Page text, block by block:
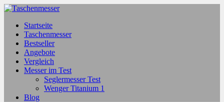
Startseite
Taschenmesser
Bestseller
Angebote
Vergleich
Messer im Test
Seglermesser Test
Wenger Titanium 1
Blog